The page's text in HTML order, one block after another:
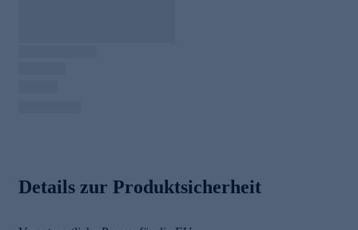
Details zur Produktsicherheit